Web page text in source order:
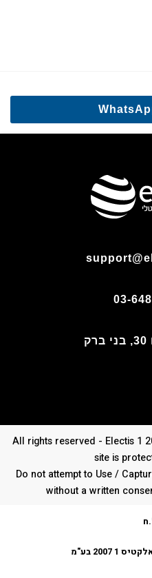
03-
All rights reserved - Electis 1
site is
Do not attempt to Use /
without a written
2007 בע"מ